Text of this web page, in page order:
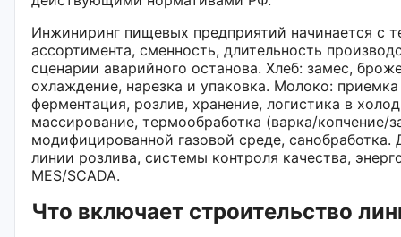
Инжиниринг пищевых предприятий начинается с
ассортимента, сменность, длительность
сценарии аварийного останова. Хлеб: замес,
охлаждение, нарезка и упаковка. Молоко:
ферментация, розлив, хранение, логистика в
массирование, термообработка (варка/копчение/
модифицированной газовой среде,
линии розлива, системы контроля качества,
MES/SCADA.
Что включает строительство